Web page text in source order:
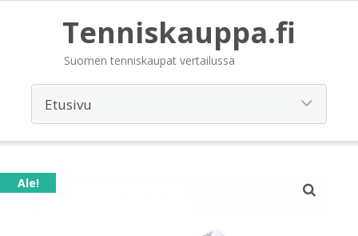
Tenniskauppa.fi
Suomen tenniskaupat vertailussa
Ale!